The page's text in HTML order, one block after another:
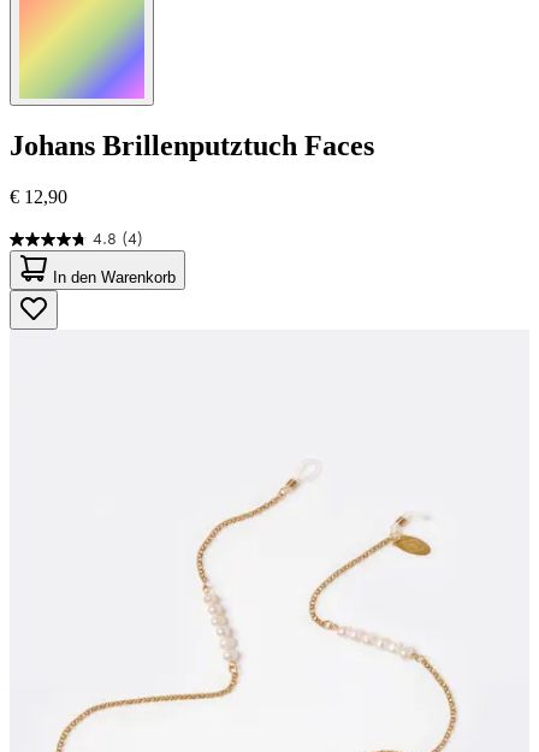
Johans Brillenputztuch Faces
€ 12,90
4.8 (4)
4.8
von
5
Sternen.
4
In den Warenkorb